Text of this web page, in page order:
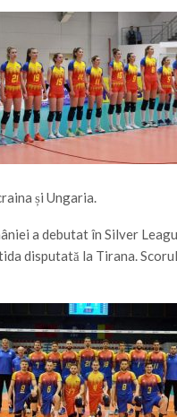
și Ungaria.
a debutat în Silver
disputată la Tirana.